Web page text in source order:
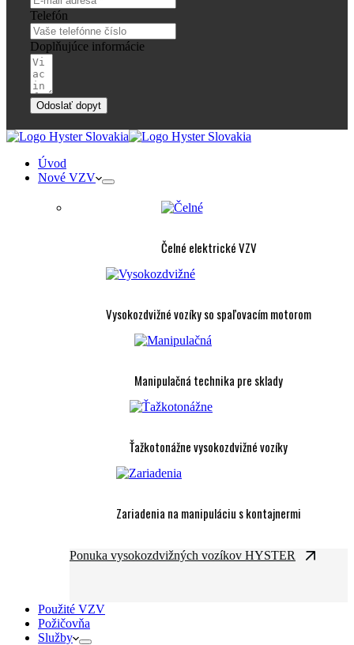
Telefón
Doplňujúce informácie
Odoslať dopyt
Úvod
Nové VZV
Čelné elektrické VZV
Vysokozdvižné vozíky so spaľovacím motorom
Manipulačná technika pre sklady
Ťažkotonážne vysokozdvižné vozíky
Zariadenia na manipuláciu s kontajnermi
Ponuka vysokozdvižných vozíkov HYSTER
Použité VZV
Požičovňa
Služby